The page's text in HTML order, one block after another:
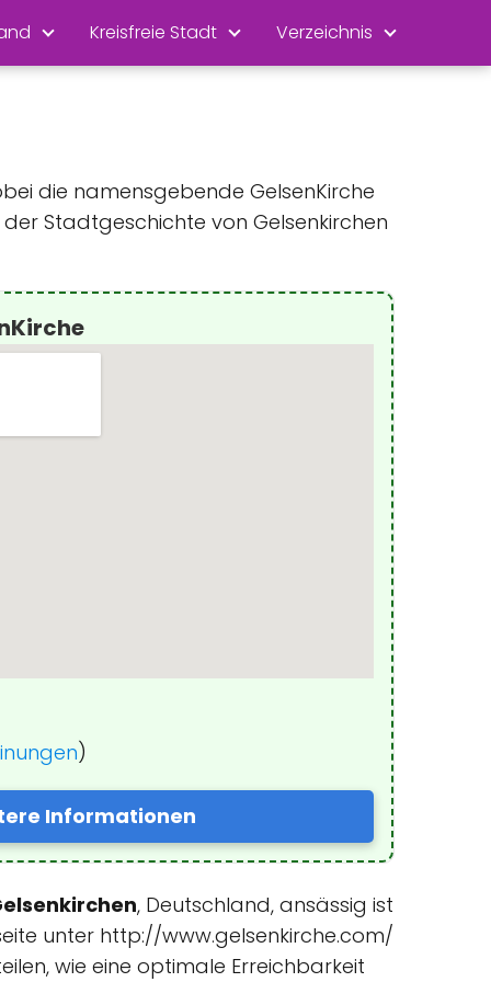
Kreisfreie Stadt Verzeichnis
die namensgebende GelsenKirche
Stadtgeschichte von Gelsenkirchen
)
Informationen
, Deutschland, ansässig ist
unter http://www.gelsenkirche.com/
wie eine optimale Erreichbarkeit